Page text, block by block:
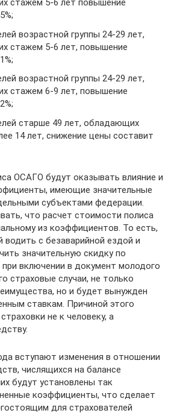
стажем 5-6 лет повышение
возрастной группы 24-29 лет,
стажем 5-6 лет, повышение
возрастной группы 24-29 лет,
стажем 6-9 лет, повышение
старше 49 лет, обладающих
14 лет, снижение цены составит
ОСАГО будут оказывать влияние и
имеющие значительные
субъектами федерации.
что расчет стоимости полиса
из коэффициентов. То есть,
с безаварийной ездой и
значительную скидку по
включении в документ молодого
страховые случаи, не только
но и будет вынужден
ставкам. Причиной этого
не к человеку, а
вступают изменения в отношении
числящихся на балансе
будут установлены так
коэффициенты, что сделает
для страхователей